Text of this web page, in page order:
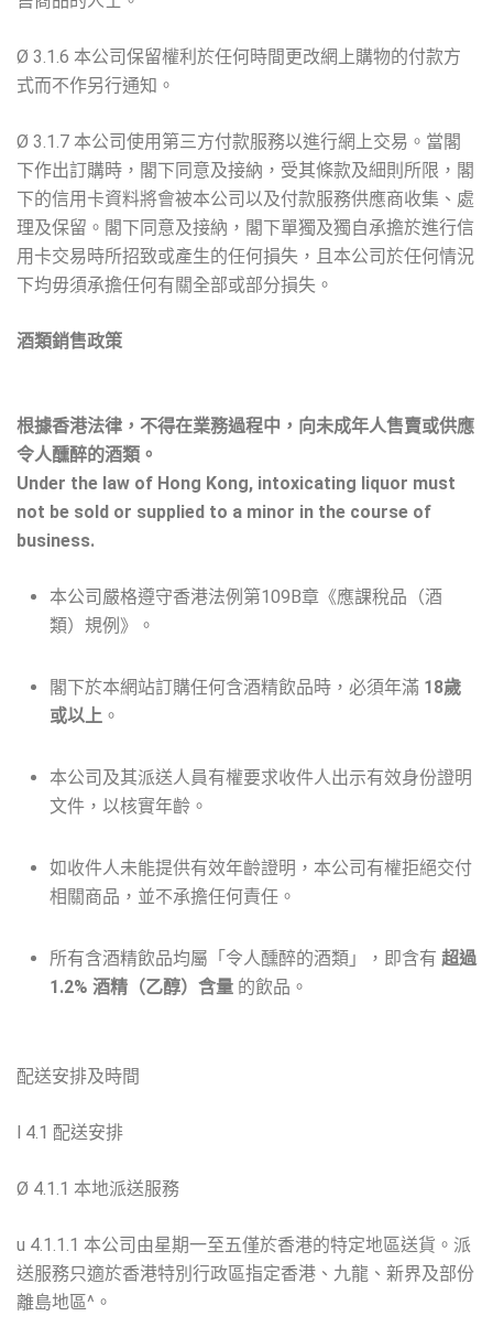
Ø 3.1.6 本公司保留權利於任何時間更改網上購物的付款方
式而不作另行通知。
Ø 3.1.7 本公司使用第三方付款服務以進行網上交易。當閣
下作出訂購時，閣下同意及接納，受其條款及細則所限，閣
下的信用卡資料將會被本公司以及付款服務供應商收集、處
理及保留。閣下同意及接納，閣下單獨及獨自承擔於進行信
用卡交易時所招致或產生的任何損失，且本公司於任何情況
下均毋須承擔任何有關全部或部分損失。
酒類銷售政策
根據香港法律，不得在業務過程中，向未成年人售賣或供應
令人醺醉的酒類。
Under the law of Hong Kong, intoxicating liquor must
not be sold or supplied to a minor in the course of
business.
本公司嚴格遵守香港法例第109B章《應課稅品（酒
類）規例》。
閣下於本網站訂購任何含酒精飲品時，必須年滿 18歲
或以上 。
本公司及其派送人員有權要求收件人出示有效身份證明
文件，以核實年齡。
如收件人未能提供有效年齡證明，本公司有權拒絕交付
相關商品，並不承擔任何責任。
所有含酒精飲品均屬「令人醺醉的酒類」，即含有 超過
1.2% 酒精（乙醇）含量 的飲品。
配送安排及時間
l 4.1 配送安排
Ø 4.1.1 本地派送服務
u 4.1.1.1 本公司由星期一至五僅於香港的特定地區送貨。派
送服務只適於香港特別行政區指定香港、九龍、新界及部份
離島地區^。